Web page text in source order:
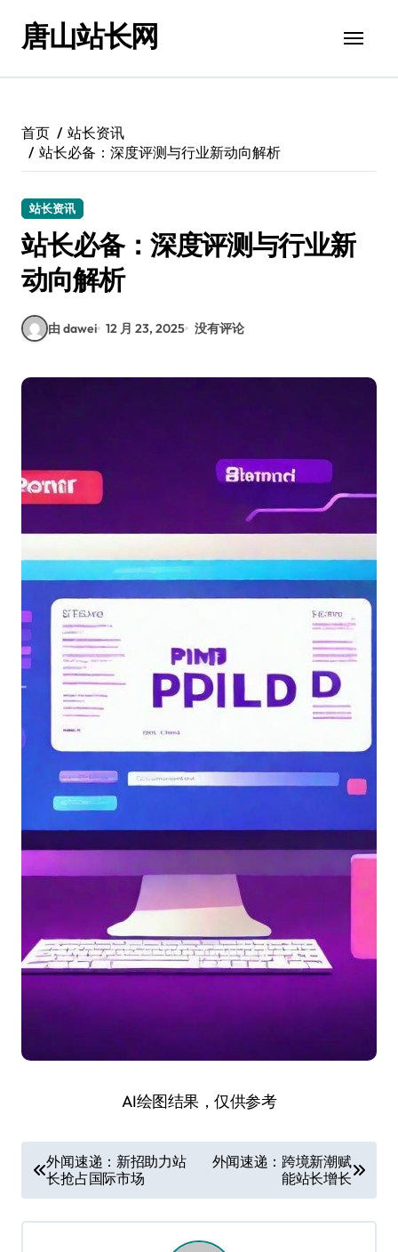
唐山站长网
首页
站长资讯
站长必备：深度评测与行业新动向解析
站长资讯
站长必备：深度评测与行业新
动向解析
由 dawei 12 月 23, 2025 没有评论
AI绘图结果，仅供参考
章
导
外闻速递：新招助力站
长抢占国际市场
外闻速递：跨境新潮赋
能站长增长